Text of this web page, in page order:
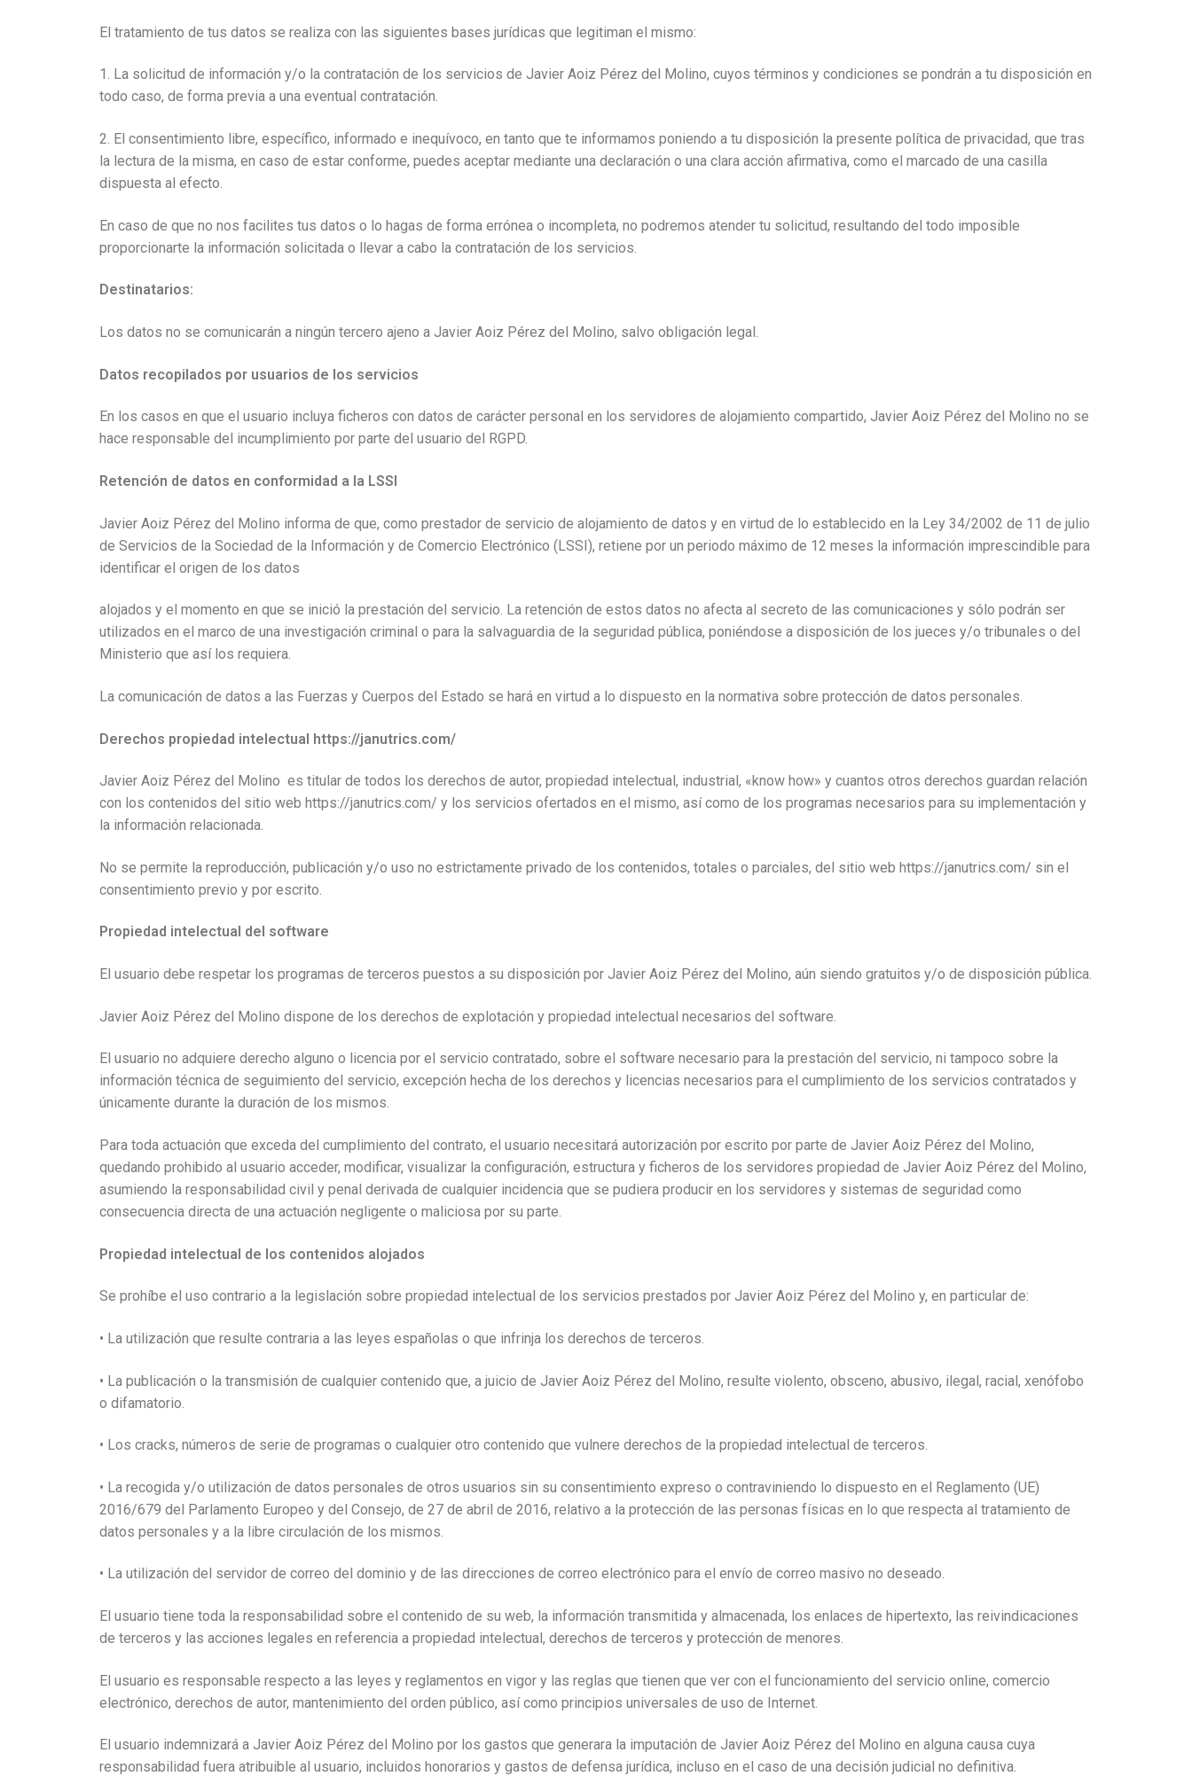
El tratamiento de tus datos se realiza con las siguientes bases jurídicas que legitiman el mismo:
1. La solicitud de información y/o la contratación de los servicios de Javier Aoiz Pérez del Molino, cuyos términos y condiciones se pondrán a tu disposición en
todo caso, de forma previa a una eventual contratación.
2. El consentimiento libre, específico, informado e inequívoco, en tanto que te informamos poniendo a tu disposición la presente política de privacidad, que tras
la lectura de la misma, en caso de estar conforme, puedes aceptar mediante una declaración o una clara acción afirmativa, como el marcado de una casilla
dispuesta al efecto.
En caso de que no nos facilites tus datos o lo hagas de forma errónea o incompleta, no podremos atender tu solicitud, resultando del todo imposible
proporcionarte la información solicitada o llevar a cabo la contratación de los servicios.
Destinatarios:
Los datos no se comunicarán a ningún tercero ajeno a Javier Aoiz Pérez del Molino, salvo obligación legal.
Datos recopilados por usuarios de los servicios
En los casos en que el usuario incluya ficheros con datos de carácter personal en los servidores de alojamiento compartido, Javier Aoiz Pérez del Molino no se
hace responsable del incumplimiento por parte del usuario del RGPD.
Retención de datos en conformidad a la LSSI
Javier Aoiz Pérez del Molino informa de que, como prestador de servicio de alojamiento de datos y en virtud de lo establecido en la Ley 34/2002 de 11 de julio
de Servicios de la Sociedad de la Información y de Comercio Electrónico (LSSI), retiene por un periodo máximo de 12 meses la información imprescindible para
identificar el origen de los datos
alojados y el momento en que se inició la prestación del servicio. La retención de estos datos no afecta al secreto de las comunicaciones y sólo podrán ser
utilizados en el marco de una investigación criminal o para la salvaguardia de la seguridad pública, poniéndose a disposición de los jueces y/o tribunales o del
Ministerio que así los requiera.
La comunicación de datos a las Fuerzas y Cuerpos del Estado se hará en virtud a lo dispuesto en la normativa sobre protección de datos personales.
Derechos propiedad intelectual https://janutrics.com/
Javier Aoiz Pérez del Molino es titular de todos los derechos de autor, propiedad intelectual, industrial, «know how» y cuantos otros derechos guardan relación
con los contenidos del sitio web https://janutrics.com/ y los servicios ofertados en el mismo, así como de los programas necesarios para su implementación y
la información relacionada.
No se permite la reproducción, publicación y/o uso no estrictamente privado de los contenidos, totales o parciales, del sitio web https://janutrics.com/ sin el
consentimiento previo y por escrito.
Propiedad intelectual del software
El usuario debe respetar los programas de terceros puestos a su disposición por Javier Aoiz Pérez del Molino, aún siendo gratuitos y/o de disposición pública.
Javier Aoiz Pérez del Molino dispone de los derechos de explotación y propiedad intelectual necesarios del software.
El usuario no adquiere derecho alguno o licencia por el servicio contratado, sobre el software necesario para la prestación del servicio, ni tampoco sobre la
información técnica de seguimiento del servicio, excepción hecha de los derechos y licencias necesarios para el cumplimiento de los servicios contratados y
únicamente durante la duración de los mismos.
Para toda actuación que exceda del cumplimiento del contrato, el usuario necesitará autorización por escrito por parte de Javier Aoiz Pérez del Molino,
quedando prohibido al usuario acceder, modificar, visualizar la configuración, estructura y ficheros de los servidores propiedad de Javier Aoiz Pérez del Molino,
asumiendo la responsabilidad civil y penal derivada de cualquier incidencia que se pudiera producir en los servidores y sistemas de seguridad como
consecuencia directa de una actuación negligente o maliciosa por su parte.
Propiedad intelectual de los contenidos alojados
Se prohíbe el uso contrario a la legislación sobre propiedad intelectual de los servicios prestados por Javier Aoiz Pérez del Molino y, en particular de:
• La utilización que resulte contraria a las leyes españolas o que infrinja los derechos de terceros.
• La publicación o la transmisión de cualquier contenido que, a juicio de Javier Aoiz Pérez del Molino, resulte violento, obsceno, abusivo, ilegal, racial, xenófobo
o difamatorio.
• Los cracks, números de serie de programas o cualquier otro contenido que vulnere derechos de la propiedad intelectual de terceros.
• La recogida y/o utilización de datos personales de otros usuarios sin su consentimiento expreso o contraviniendo lo dispuesto en el Reglamento (UE)
2016/679 del Parlamento Europeo y del Consejo, de 27 de abril de 2016, relativo a la protección de las personas físicas en lo que respecta al tratamiento de
datos personales y a la libre circulación de los mismos.
• La utilización del servidor de correo del dominio y de las direcciones de correo electrónico para el envío de correo masivo no deseado.
El usuario tiene toda la responsabilidad sobre el contenido de su web, la información transmitida y almacenada, los enlaces de hipertexto, las reivindicaciones
de terceros y las acciones legales en referencia a propiedad intelectual, derechos de terceros y protección de menores.
El usuario es responsable respecto a las leyes y reglamentos en vigor y las reglas que tienen que ver con el funcionamiento del servicio online, comercio
electrónico, derechos de autor, mantenimiento del orden público, así como principios universales de uso de Internet.
El usuario indemnizará a Javier Aoiz Pérez del Molino por los gastos que generara la imputación de Javier Aoiz Pérez del Molino en alguna causa cuya
responsabilidad fuera atribuible al usuario, incluidos honorarios y gastos de defensa jurídica, incluso en el caso de una decisión judicial no definitiva.